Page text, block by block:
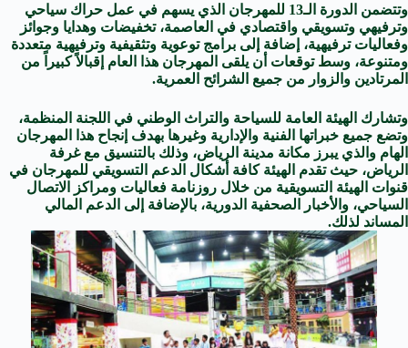
وتتضمن الدورة الـ13 للمهرجان الذي يسهم في عمل حراك سياحي
وترفيهي وتسويقي واقتصادي في العاصمة، تخفيضات وهدايا وجوائز
وفعاليات ترفيهية، إضافة إلى برامج توعوية وتثقيفية وترفيهية متعددة
ومتنوعة، وسط توقعات أن يلقى المهرجان هذا العام إقبالاً كبيراً من
المرتادين والزوار من جميع الشرائح العمرية.
وتشارك الهيئة العامة للسياحة والتراث الوطني في اللجنة المنظمة،
وتضع جميع خبراتها الفنية والإدارية وغيرها بهدف إنجاح هذا المهرجان
الهام والذي يبرز مكانة مدينة الرياض، وذلك بالتنسيق مع غرفة
الرياض، حيث تقدم الهيئة كافة أشكال الدعم التسويقي للمهرجان في
قنوات الهيئة التسويقية من خلال روزنامة فعاليات ومراكز الاتصال
السياحي، والأخبار الصحفية الدورية، بالإضافة إلى الدعم المالي
المساند لذلك.